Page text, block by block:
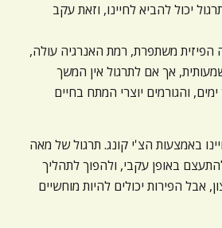
יכול להביא לחיינו, וזאת עקב
משתפרת, רמת האנרגיה עולה,
אך אם לתרגול אין המשך
והגורמים יוצרי המתח בחיים
באמצעות הצ'י קונג. תרגול של מאה
באופן עקבי, ולהפוך לתהליך
אבל הפירות יכולים להיות מוחשיים